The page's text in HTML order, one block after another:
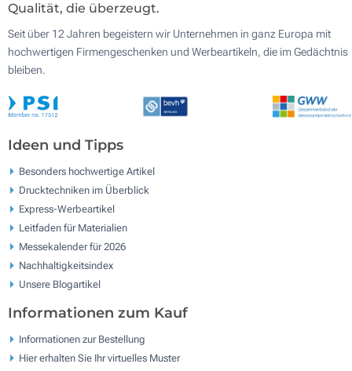
Qualität, die überzeugt.
Seit über 12 Jahren begeistern wir Unternehmen in ganz Europa mit
hochwertigen Firmengeschenken und Werbeartikeln, die im Gedächtnis
bleiben.
Ideen und Tipps
Besonders hochwertige Artikel
Drucktechniken im Überblick
Express-Werbeartikel
Leitfaden für Materialien
Messekalender für 2026
Nachhaltigkeitsindex
Unsere Blogartikel
Informationen zum Kauf
Informationen zur Bestellung
Hier erhalten Sie Ihr virtuelles Muster